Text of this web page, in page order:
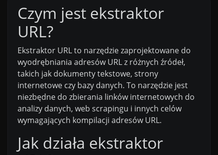
Czym jest ekstraktor
URL?
Ekstraktor URL to narzędzie zaprojektowane do
wyodrębniania adresów URL z różnych źródeł,
takich jak dokumenty tekstowe, strony
internetowe czy bazy danych. To narzędzie jest
niezbędne do zbierania linków internetowych do
analizy danych, web scrapingu i innych celów
wymagających kompilacji adresów URL.
Jak działa ekstraktor